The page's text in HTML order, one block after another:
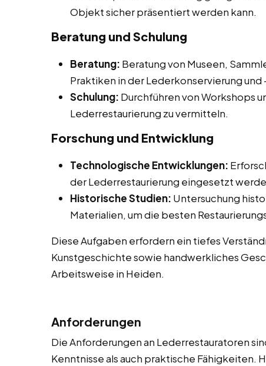
Objekt sicher präsentiert werden kann.
Beratung und Schulung
Beratung: Beratung von Museen,
Praktiken in der Lederkonservierung und
Schulung: Durchführen von Workshops
Lederrestaurierung zu vermitteln.
Forschung und Entwicklung
Technologische Entwicklungen:
der Lederrestaurierung eingesetzt
Historische Studien: Untersuchung
Materialien, um die besten
Diese Aufgaben erfordern ein tiefes
Kunstgeschichte sowie handwerkliches
Arbeitsweise in Heiden.
Anforderungen
Die Anforderungen an Lederrestauratoren
Kenntnisse als auch praktische Fähigkeiten.